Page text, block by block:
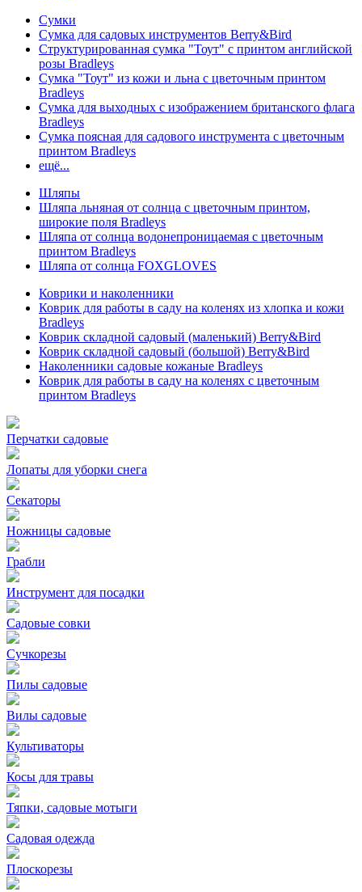
Сумки
Сумка для садовых инструментов Berry&Bird
Структурированная сумка "Тоут" с принтом английской
розы Bradleys
Сумка "Тоут" из кожи и льна с цветочным принтом
Bradleys
Сумка для выходных с изображением британского флага
Bradleys
Сумка поясная для садового инструмента с цветочным
принтом Bradleys
ещё...
Шляпы
Шляпа льняная от солнца с цветочным принтом,
широкие поля Bradleys
Шляпа от солнца водонепроницаемая с цветочным
принтом Bradleys
Шляпа от солнца FOXGLOVES
Коврики и наколенники
Коврик для работы в саду на коленях из хлопка и кожи
Bradleys
Коврик складной садовый (маленький) Berry&Bird
Коврик складной садовый (большой) Berry&Bird
Наколенники садовые кожаные Bradleys
Коврик для работы в саду на коленях с цветочным
принтом Bradleys
Перчатки садовые
Лопаты для уборки снега
Секаторы
Ножницы садовые
Грабли
Инструмент для посадки
Садовые совки
Сучкорезы
Пилы садовые
Вилы садовые
Культиваторы
Косы для травы
Тяпки, садовые мотыги
Садовая одежда
Плоскорезы